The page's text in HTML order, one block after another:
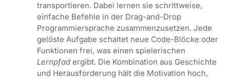
transportieren. Dabei lernen sie schrittweise,
einfache Befehle in der Drag-and-Drop
Programmiersprache zusammenzusetzen. Jede
gelöste Aufgabe schaltet neue Code-Blöcke oder
Funktionen frei, was einen spielerischen
Lernpfadergibt. Die Kombination aus Geschichte
und Herausforderung hält die Motivation hoch,